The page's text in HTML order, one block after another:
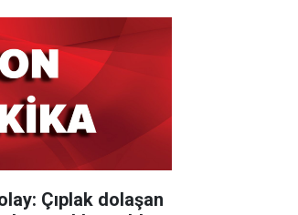
Çıplak dolaşan